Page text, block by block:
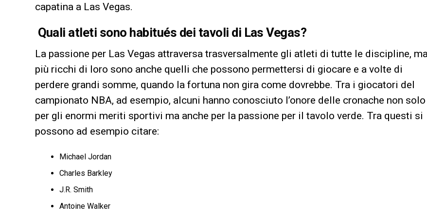
capatina a Las Vegas.
Quali atleti sono habitués dei tavoli di Las Vegas?
La passione per Las Vegas attraversa trasversalmente gli atleti di tutte le discipline,
più ricchi di loro sono anche quelli che possono permettersi di giocare e a volte di
perdere grandi somme, quando la fortuna non gira come dovrebbe. Tra i giocatori del
campionato NBA, ad esempio, alcuni hanno conosciuto l’onore delle cronache non solo
per gli enormi meriti sportivi ma anche per la passione per il tavolo verde. Tra questi si
possono ad esempio citare:
Michael Jordan
Charles Barkley
J.R. Smith
Antoine Walker